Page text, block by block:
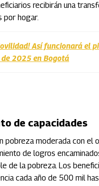
recibirán una
por hogar.
Así funcionará el
2025 en Bogotá
de capacidades
pobreza moderada con el
de logros
de la pobreza. Los
cada año de 500 mil